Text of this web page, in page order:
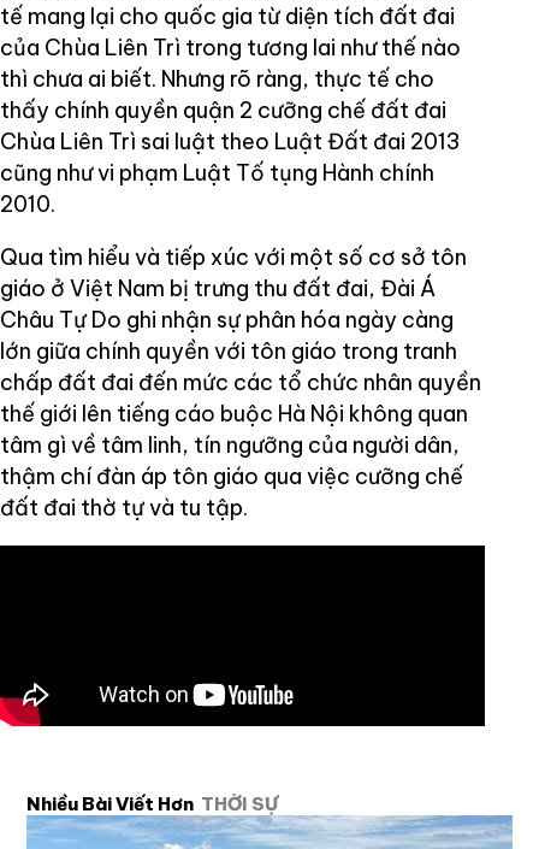
tế mang lại cho quốc gia từ diện tích đất đai
của Chùa Liên Trì trong tương lai như thế nào
thì chưa ai biết. Nhưng rõ ràng, thực tế cho
thấy chính quyền quận 2 cưỡng chế đất đai
Chùa Liên Trì sai luật theo Luật Đất đai 2013
cũng như vi phạm Luật Tố tụng Hành chính
2010.
Qua tìm hiểu và tiếp xúc với một số cơ sở tôn
giáo ở Việt Nam bị trưng thu đất đai, Đài Á
Châu Tự Do ghi nhận sự phân hóa ngày càng
lớn giữa chính quyền với tôn giáo trong tranh
chấp đất đai đến mức các tổ chức nhân quyền
thế giới lên tiếng cáo buộc Hà Nội không quan
tâm gì về tâm linh, tín ngưỡng của người dân,
thậm chí đàn áp tôn giáo qua việc cưỡng chế
đất đai thờ tự và tu tập.
Nhiều Bài Viết Hơn THỜI SỰ